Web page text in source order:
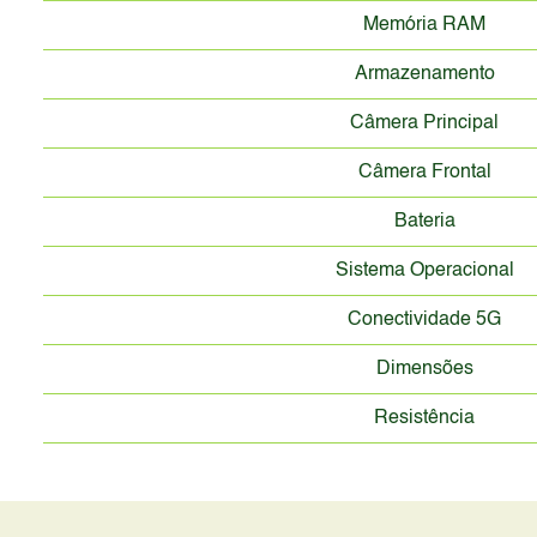
Memória RAM
Armazenamento
Câmera Principal
Câmera Frontal
Bateria
Sistema Operacional
Conectividade 5G
Dimensões
Resistência